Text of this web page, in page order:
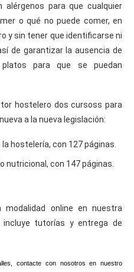
para que cualquier
o qué no puede comer, en
y sin tener que identificarse ni
de garantizar la ausencia de
para que se puedan
hostelero dos cursoss para
a la nueva legislación:
hostelería, con 127 páginas.
nutricional, con 147 páginas.
online en nuestra
tutorías y entrega de
contacte con nosotros en nuestro